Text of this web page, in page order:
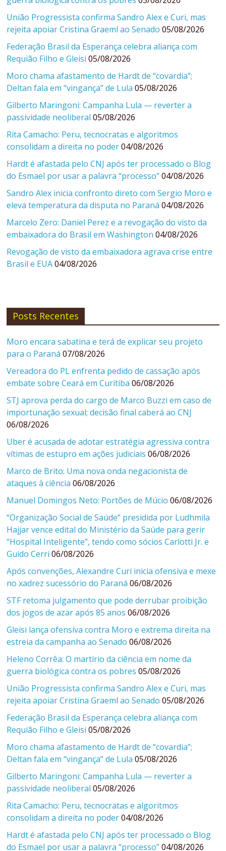
União Progressista confirma Sandro Alex e Curi, mas
rejeita apoiar Cristina Graeml ao Senado 05/08/2026
Federação Brasil da Esperança celebra aliança com
Requião Filho e Gleisi 05/08/2026
Moro chama afastamento de Hardt de “covardia”;
Deltan fala em “vingança” de Lula 05/08/2026
Gilberto Maringoni: Campanha Lula — reverter a
passividade neoliberal 05/08/2026
Rita Camacho: Peru, tecnocratas e algoritmos
consolidam a direita no poder 04/08/2026
Hardt é afastada pelo CNJ após ter processado o Blog
do Esmael por usar a palavra “processo” 04/08/2026
Sandro Alex inicia confronto direto com Sergio Moro e
eleva temperatura da disputa no Paraná 04/08/2026
Marcelo Zero: Daniel Perez e a revogação do visto da
embaixadora do Brasil em Washington 04/08/2026
Revogação de visto da embaixadora agrava crise entre
Brasil e EUA 04/08/2026
Posts Recentes
Moro encara sabatina e terá de explicar seu projeto
para o Paraná 07/08/2026
Vereadora do PL enfrenta pedido de cassação após
embate sobre Ceará em Curitiba 06/08/2026
STJ aprova perda do cargo de Marco Buzzi em caso de
importunação sexual; decisão final caberá ao CNJ
06/08/2026
Uber é acusada de adotar estratégia agressiva contra
vítimas de estupro em ações judiciais 06/08/2026
Marco de Brito: Uma nova onda negacionista de
ataques à ciência 06/08/2026
Manuel Domingos Neto: Portões de Múcio 06/08/2026
“Organização Social de Saúde” presidida por Ludhmila
Hajjar vence edital do Ministério da Saúde para gerir
“Hospital Inteligente”, tendo como sócios Carlotti Jr. e
Guido Cerri 06/08/2026
Após convenções, Alexandre Curi inicia ofensiva e mexe
no xadrez sucessório do Paraná 06/08/2026
STF retoma julgamento que pode derrubar proibição
dos jogos de azar após 85 anos 06/08/2026
Gleisi lança ofensiva contra Moro e extrema direita na
estreia da campanha ao Senado 06/08/2026
Heleno Corrêa: O martírio da ciência em nome da
guerra biológica contra os pobres 05/08/2026
União Progressista confirma Sandro Alex e Curi, mas
rejeita apoiar Cristina Graeml ao Senado 05/08/2026
Federação Brasil da Esperança celebra aliança com
Requião Filho e Gleisi 05/08/2026
Moro chama afastamento de Hardt de “covardia”;
Deltan fala em “vingança” de Lula 05/08/2026
Gilberto Maringoni: Campanha Lula — reverter a
passividade neoliberal 05/08/2026
Rita Camacho: Peru, tecnocratas e algoritmos
consolidam a direita no poder 04/08/2026
Hardt é afastada pelo CNJ após ter processado o Blog
do Esmael por usar a palavra “processo” 04/08/2026